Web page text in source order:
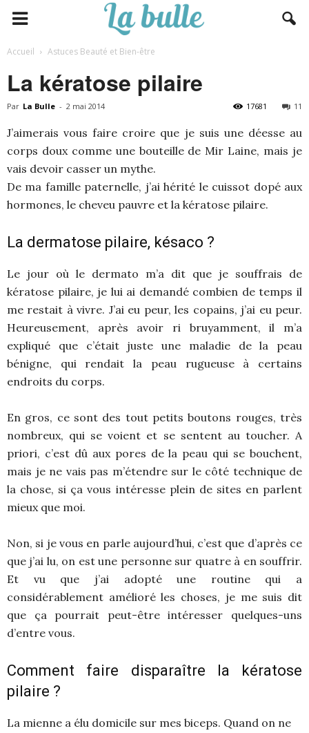
Accueil Astuces Beauté et Bien-être
La kératose pilaire
Par La Bulle - 2 mai 2014 11
17681
J’aimerais vous faire croire que je suis une déesse au
corps doux comme une bouteille de Mir Laine, mais je
vais devoir casser un mythe.
De ma famille paternelle, j’ai hérité le cuissot dopé aux
hormones, le cheveu pauvre et la kératose pilaire.
La dermatose pilaire, késaco ?
Le jour où le dermato m’a dit que je souffrais de
kératose pilaire, je lui ai demandé combien de temps il
me restait à vivre. J’ai eu peur, les copains, j’ai eu peur.
Heureusement, après avoir ri bruyamment, il m’a
expliqué que c’était juste une maladie de la peau
bénigne, qui rendait la peau rugueuse à certains
endroits du corps.
En gros, ce sont des tout petits boutons rouges, très
nombreux, qui se voient et se sentent au toucher. A
priori, c’est dû aux pores de la peau qui se bouchent,
mais je ne vais pas m’étendre sur le côté technique de
la chose, si ça vous intéresse plein de sites en parlent
mieux que moi.
Non, si je vous en parle aujourd’hui, c’est que d’après ce
que j’ai lu, on est une personne sur quatre à en souffrir.
Et vu que j’ai adopté une routine qui a
considérablement amélioré les choses, je me suis dit
que ça pourrait peut-être intéresser quelques-uns
d’entre vous.
Comment faire disparaître la kératose
pilaire ?
La mienne a élu domicile sur mes biceps. Quand on ne